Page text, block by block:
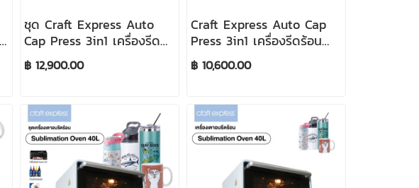
ชุด Craft Express Auto
Cap Press 3in1 เครื่องรีด
ร้อนหมวกแก้ป
฿ 12,900.00
Craft Express Auto Cap
Press 3in1 เครื่องรีดร้อน
หมวกแก้ป
฿ 10,600.00